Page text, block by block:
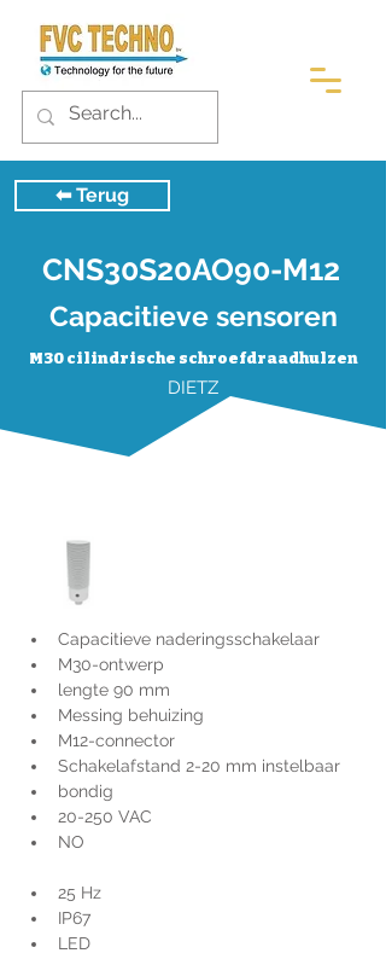
⬅︎ Terug
CNS30S20AO90-M12
Capacitieve sensoren
M30 cilindrische schroefdraadhulzen
DIETZ
Capacitieve naderingsschakelaar
M30-ontwerp
lengte 90 mm
Messing behuizing
M12-connector
Schakelafstand 2-20 mm instelbaar
bondig
20-250 VAC
NO
25 Hz
IP67
LED